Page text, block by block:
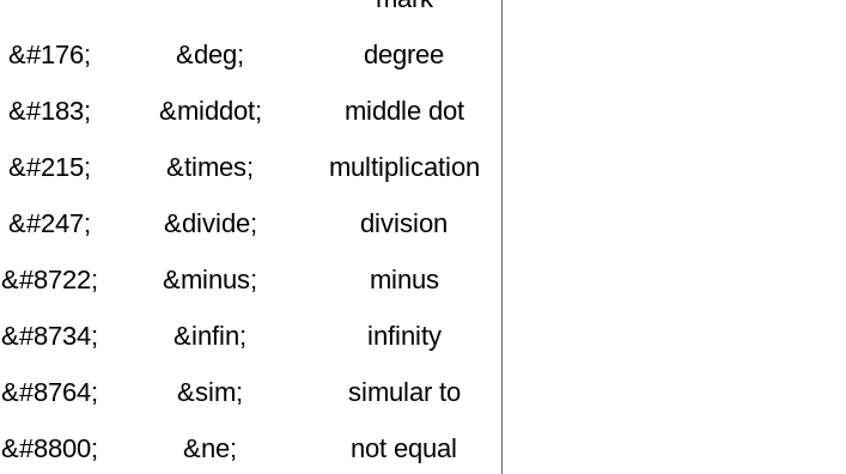
&#176; &deg;
degree
&#183; &middot;
middle dot
&#215; &times;
multiplication
&#247; &divide;
division
&#8722; &minus;
minus
&#8734; &infin;
infinity
&#8764; &sim;
simular to
&#8800; &ne;
not equal